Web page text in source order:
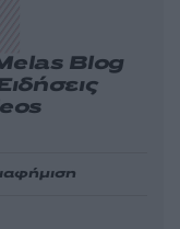
Blog